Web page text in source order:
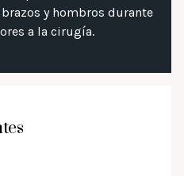
y hombros durante
a la cirugía.